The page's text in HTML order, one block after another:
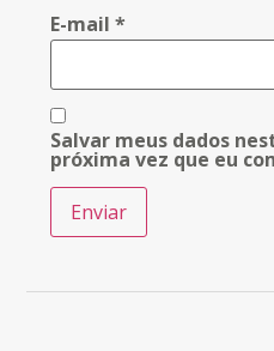
E-mail*
Salvar meus dados
próxima vez que eu